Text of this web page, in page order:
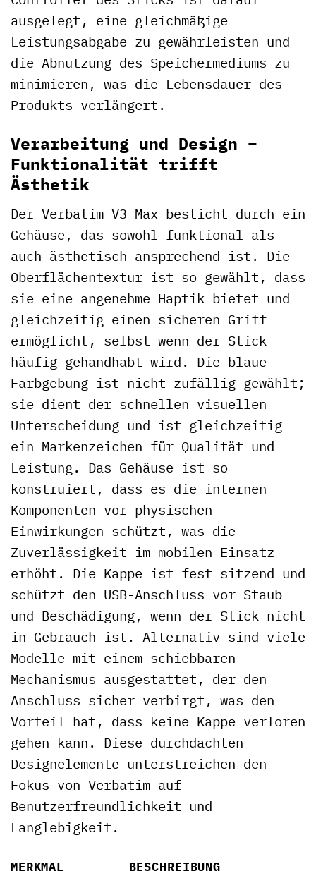
ausgelegt, eine gleichmäßige
Leistungsabgabe zu gewährleisten und
die Abnutzung des Speichermediums zu
minimieren, was die Lebensdauer des
Produkts verlängert.
Verarbeitung und Design –
Funktionalität trifft
Ästhetik
Der Verbatim V3 Max besticht durch ein
Gehäuse, das sowohl funktional als
auch ästhetisch ansprechend ist. Die
Oberflächentextur ist so gewählt, dass
sie eine angenehme Haptik bietet und
gleichzeitig einen sicheren Griff
ermöglicht, selbst wenn der Stick
häufig gehandhabt wird. Die blaue
Farbgebung ist nicht zufällig gewählt;
sie dient der schnellen visuellen
Unterscheidung und ist gleichzeitig
ein Markenzeichen für Qualität und
Leistung. Das Gehäuse ist so
konstruiert, dass es die internen
Komponenten vor physischen
Einwirkungen schützt, was die
Zuverlässigkeit im mobilen Einsatz
erhöht. Die Kappe ist fest sitzend und
schützt den USB-Anschluss vor Staub
und Beschädigung, wenn der Stick nicht
in Gebrauch ist. Alternativ sind viele
Modelle mit einem schiebbaren
Mechanismus ausgestattet, der den
Anschluss sicher verbirgt, was den
Vorteil hat, dass keine Kappe verloren
gehen kann. Diese durchdachten
Designelemente unterstreichen den
Fokus von Verbatim auf
Benutzerfreundlichkeit und
Langlebigkeit.
MERKMAL BESCHREIBUNG